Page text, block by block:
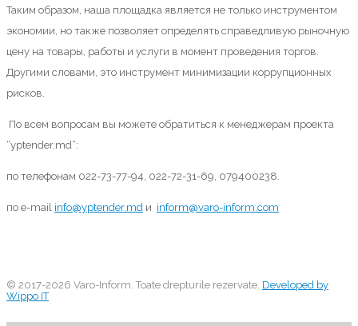
Таким образом, наша площадка является не только инструментом
экономии, но также позволяет определять справедливую рыночную
цену на товары, работы и услуги в момент проведения торгов.
Другими словами, это инструмент минимизации коррупционных
рисков.
По всем вопросам вы можете обратиться к менеджерам проекта
“yptender.md”:
по телефонам 022-73-77-94, 022-72-31-69, 079400238.
по e-mail info@yptender.md и inform@varo-inform.com
© 2017-2026 Varo-Inform. Toate drepturile rezervate. Developed by
Wippo IT